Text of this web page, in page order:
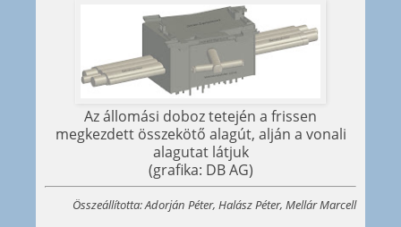
Az állomási doboz tetején a frissen
megkezdett összekötő alagút, alján a vonali
alagutat látjuk
(grafika: DB AG)
Összeállította: Adorján Péter, Halász Péter, Mellár Marcell